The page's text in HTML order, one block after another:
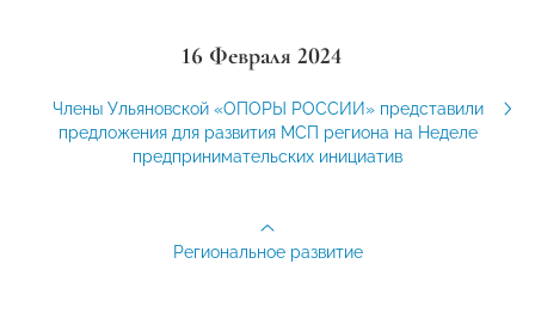
16 Февраля 2024
Члены Ульяновской «ОПОРЫ РОССИИ» представили
предложения для развития МСП региона на Неделе
предпринимательских инициатив
Региональное развитие